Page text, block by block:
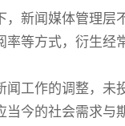
，新闻媒体管理
等方式，衍生经
闻工作的调整，
当今的社会需求